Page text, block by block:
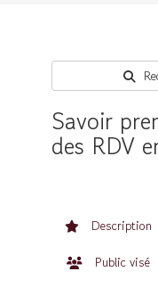
Savoir
des RDV
Description
Public visé